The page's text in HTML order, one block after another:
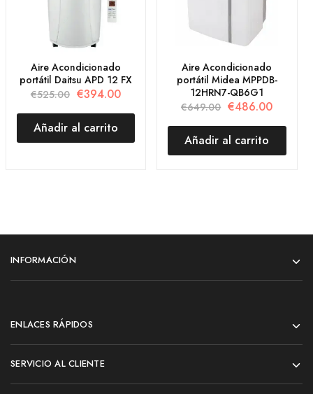
Aire Acondicionado
portátil Daitsu APD 12 FX
€525.00 €394.00
Añadir al carrito
Aire Acondicionado
portátil Midea MPPDB-
12HRN7-QB6G1
€649.00 €486.00
Añadir al carrito
INFORMACIÓN
ENLACES RÁPIDOS
SERVICIO AL CLIENTE